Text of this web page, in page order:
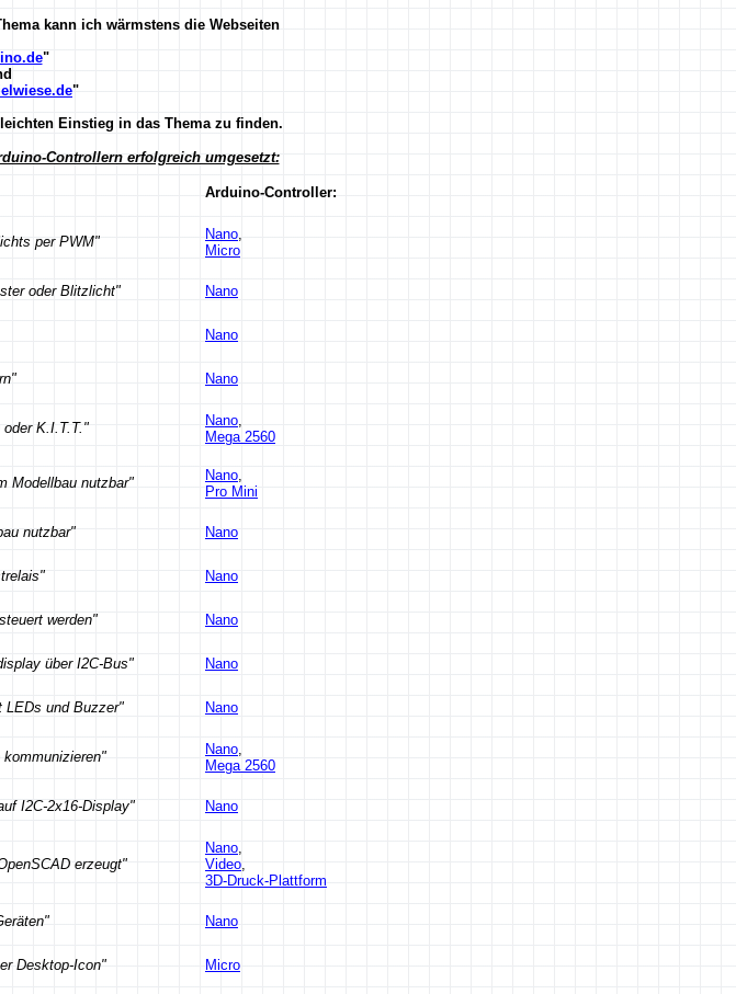
kann ich wärmstens die Webseiten
"
"
Einstieg in das Thema zu finden.
Controllern erfolgreich umgesetzt:
Arduino-Controller:
per PWM" Nano,
Micro
oder Blitzlicht" Nano
Nano
Nano
K.I.T.T." Nano,
Mega 2560
Modellbau nutzbar" Nano,
Pro Mini
nutzbar" Nano
Nano
werden" Nano
über I2C-Bus" Nano
LEDs und Buzzer" Nano
Nano,
Mega 2560
I2C-2x16-Display" Nano
erzeugt"
Nano,
Video,
3D-Druck-Plattform
Nano
Desktop-Icon" Micro